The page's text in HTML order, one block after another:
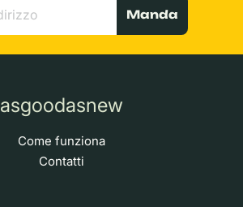
Manda
asgoodasnew
Come funziona
Contatti